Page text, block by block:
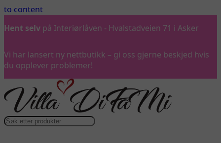
to content
Hent selv på Interiørlåven - Hvalstadveien 71 i Asker
Vi har lansert ny nettbutikk – gi oss gjerne beskjed hvis
du opplever problemer!